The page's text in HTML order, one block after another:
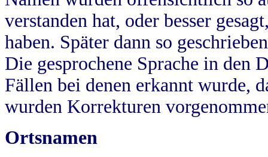
verstanden hat, oder besser
haben. Später dann so
Die gesprochene Sprache in
Fällen bei denen erkannt wurde,
wurden Korrekturen
Ortsnamen